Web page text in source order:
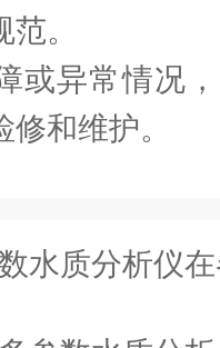
。
或异常情况
和维护。
水质分析仪在